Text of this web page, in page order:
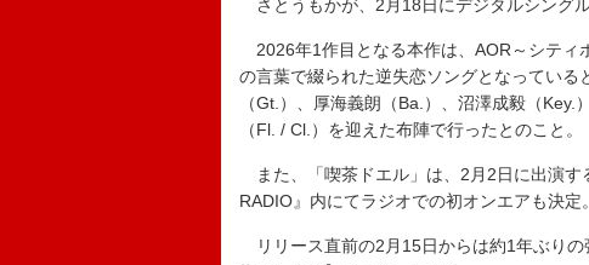
さとうもかが、2月18日にデジタルシング
2026年1作目となる本作は、AOR～シティ
の言葉で綴られた逆失恋ソングとなってい
（Gt.）、厚海義朗（Ba.）、沼澤成毅（
（Fl. / Cl.）を迎えた布陣で行ったとのこと。
また、「喫茶ドエル」は、2月2日に出演す
RADIO』内にてラジオでの初オンエアも決定。
リリース直前の2月15日からは約1年ぶり